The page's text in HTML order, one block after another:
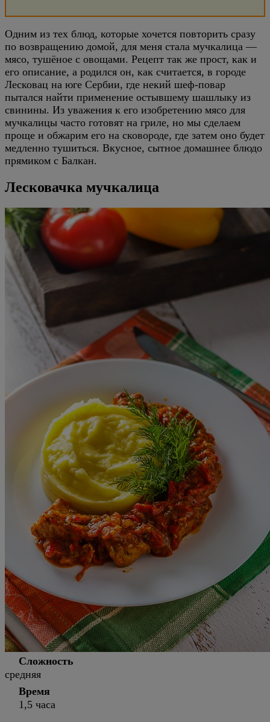
Одним из тех блюд, которые хочется повторить сразу
по возвращению домой, для меня стала мучкалица —
мясо, тушёное с овощами. Рецепт так же прост, как и
его описание, а родился он, как считается, в городе
Лесковац на юге Сербии, где некий шеф-повар
пытался найти применение остывшему шашлыку из
свинины. Из уважения к его изобретению мясо для
мучкалицы часто готовят на гриле, но мы сделаем
проще и обжарим его на сковороде, где затем оно будет
медленно тушиться. Вкусное, сытное домашнее блюдо
прямиком с Балкан.
Лесковачка мучкалица
Сложность
средняя
Время
1,5 часа